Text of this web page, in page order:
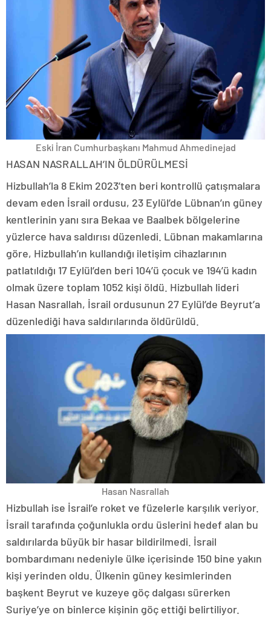
Eski İran Cumhurbaşkanı Mahmud Ahmedinejad
HASAN NASRALLAH’IN ÖLDÜRÜLMESİ
Hizbullah’la 8 Ekim 2023’ten beri kontrollü çatışmalara
devam eden İsrail ordusu, 23 Eylül’de Lübnan’ın güney
kentlerinin yanı sıra Bekaa ve Baalbek bölgelerine
yüzlerce hava saldırısı düzenledi. Lübnan makamlarına
göre, Hizbullah’ın kullandığı iletişim cihazlarının
patlatıldığı 17 Eylül’den beri 104’ü çocuk ve 194’ü kadın
olmak üzere toplam 1052 kişi öldü. Hizbullah lideri
Hasan Nasrallah, İsrail ordusunun 27 Eylül’de Beyrut’a
düzenlediği hava saldırılarında öldürüldü.
Hasan Nasrallah
Hizbullah ise İsrail’e roket ve füzelerle karşılık veriyor.
İsrail tarafında çoğunlukla ordu üslerini hedef alan bu
saldırılarda büyük bir hasar bildirilmedi. İsrail
bombardımanı nedeniyle ülke içerisinde 150 bine yakın
kişi yerinden oldu. Ülkenin güney kesimlerinden
başkent Beyrut ve kuzeye göç dalgası sürerken
Suriye’ye on binlerce kişinin göç ettiği belirtiliyor.